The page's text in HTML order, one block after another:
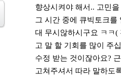
향상시켜야 해서.. 고민
그 시간 중에 큐빅토크
대 무시않하시구요 ㅋㅋ
고 말 할 기회를 많이 주
수정 받는 것이잖아요?
고쳐주셔서 따라 말하도